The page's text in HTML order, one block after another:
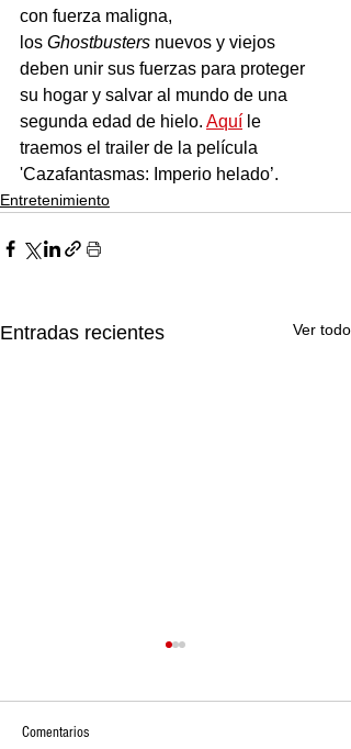
con fuerza maligna,
los Ghostbusters nuevos y viejos
deben unir sus fuerzas para proteger
su hogar y salvar al mundo de una
segunda edad de hielo. Aquí le
traemos el trailer de la película
'Cazafantasmas: Imperio helado’.
Entretenimiento
Entradas recientes Ver todo
Comentarios